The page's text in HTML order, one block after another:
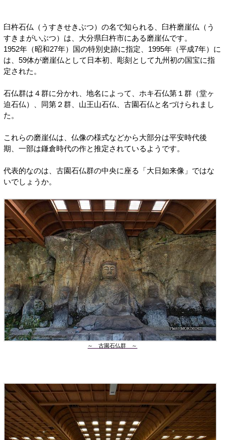
臼杵石仏（うすきせきぶつ）の名で知られる、臼杵磨崖仏（う
すきまがいぶつ）は、大分県臼杵市にある磨崖仏です。
1952年（昭和27年）国の特別史跡に指定、1995年（平成7年）に
は、59体が磨崖仏として日本初、彫刻として九州初の国宝に指
定された。
石仏群は４群に分かれ、地名によって、ホキ石仏第１群（堂ヶ
迫石仏）、同第２群、山王山石仏、古園石仏と名づけられまし
た。
これらの磨崖仏は、仏像の様式などから大部分は平安時代後
期、一部は鎌倉時代の作と推定されているようです。
代表的なのは、古園石仏群の中央に座る「大日如来像」ではな
いでしょうか。
～ 古園石仏群 ～